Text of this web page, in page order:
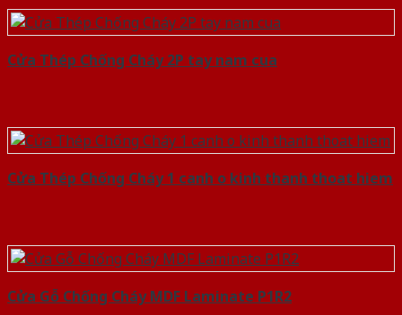
Cửa Thép Chống Cháy 2P tay nam cua
Cửa Thép Chống Cháy 1 canh o kinh thanh thoat hiem
Cửa Gỗ Chống Cháy MDF Laminate P1R2